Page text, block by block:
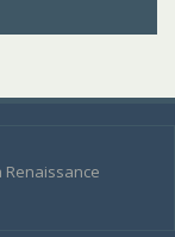
Renaissance